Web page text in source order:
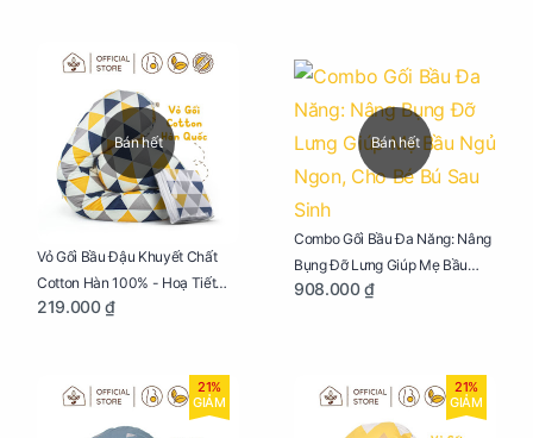
Bán hết
Vỏ Gối Bầu Đậu Khuyết Chất
Cotton Hàn 100% - Hoạ Tiết
Tam Giác
219.000 ₫
Bán hết
Combo Gối Bầu Đa Năng: Nâng
Bụng Đỡ Lưng Giúp Mẹ Bầu
Ngủ Ngon, Cho Bé Bú Sau Sinh
908.000 ₫
21%
GIẢM
21%
GIẢM